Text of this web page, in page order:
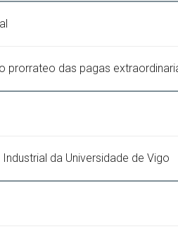
prorrateo das pagas
da Universidade de Vigo